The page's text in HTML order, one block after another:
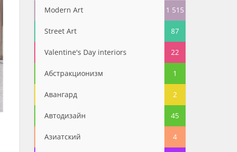
Modern Art 1 515
Street Art 87
Valentine's Day interiors 22
Абстракционизм 1
Авангард 2
Автодизайн 45
Азиатский 4